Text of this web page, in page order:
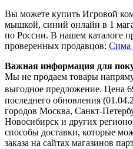
Вы можете купить Игровой
мышкой, синий онлайн в 1
по России. В нашем каталоге
проверенных продавцов: Сима
Важная информация для
Мы не продаем товары
выгодное предложение. Цена
последнего обновления
городов Москва, Санкт-
Новосибирск и других
способы доставки, которые
заказа на сайтах магазинов